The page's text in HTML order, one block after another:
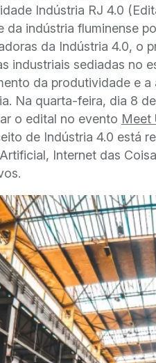
Indústria RJ 4.0
da indústria fluminense
da Indústria 4.0, o
industriais sediadas no
da produtividade e
Na quarta-feira, dia 8
o edital no evento Meet
de Indústria 4.0 está
Internet das